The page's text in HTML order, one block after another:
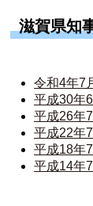
滋賀県知
令和4年7
平成30年
平成26年
平成22年
平成18年
平成14年